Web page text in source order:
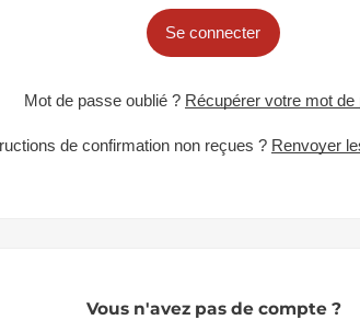
Se connecter
Mot de passe oublié ? Récupérer votre mot de
de confirmation non reçues ? Renvoyer
Vous n'avez pas de compte ?